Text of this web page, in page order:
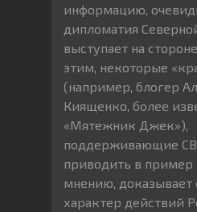
информацию,
дипломатия
выступает на
этим, некоторые
(например, блогер
Киященко, более
«Мятежник Джек»),
поддерживающие
приводить в пример
мнению, доказывает
характер действий